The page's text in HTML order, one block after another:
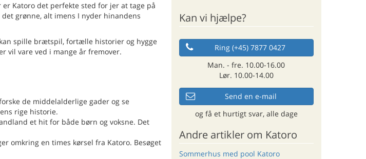
Katoro det perfekte sted for jer at tage på
grønne, alt imens I nyder hinandens
spille brætspil, fortælle historier og hygge
vil vare ved i mange år fremover.
de middelalderlige gader og se
rige historie.
et hit for både børn og voksne. Det
omkring en times kørsel fra Katoro. Besøget
Kan vi hjælpe?
Ring (+45) 7877 0427
Man. - fre. 10.00-16.00
Lør. 10.00-14.00
Send en e-mail
og få et hurtigt svar, alle dage
Andre artikler om Katoro
Sommerhus med pool Katoro